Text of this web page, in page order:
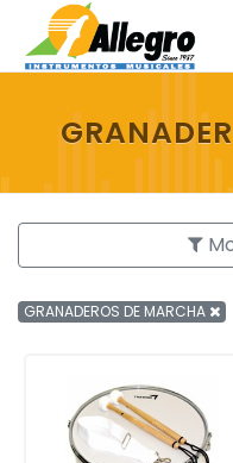
GRANADEROS DE MARCHA